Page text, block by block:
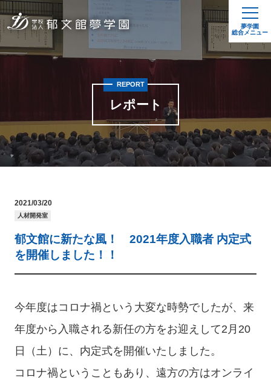
夢学園
総合メニュー
レポート
REPORT
2021/03/20
人材開発室
郁文館に新たな風！ 2021年度入職者 内定式
を開催しました！！
今年度はコロナ禍という大変な時勢でしたが、来
年度から入職される新任の方をお迎えして2月20
日（土）に、内定式を開催いたしました。
コロナ禍ということもあり、遠方の方はオンライ